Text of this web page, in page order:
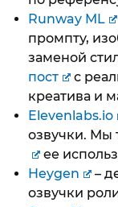
Runway ML
промпту,
заменой
пост
с
креатива и
Elevenlabs.io
озвучки. Мы
ее
Heygen
–
озвучки